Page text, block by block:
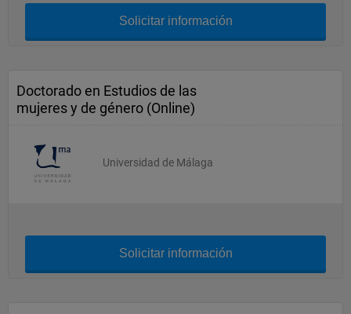
Solicitar información
Doctorado en Estudios de las
mujeres y de género (Online)
Universidad de Málaga
Solicitar información